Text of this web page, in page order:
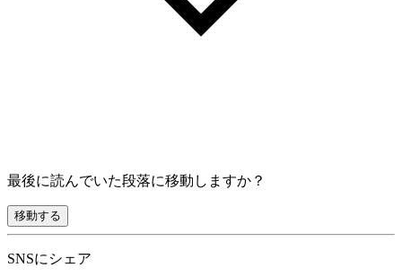
最後に読んでいた段落に移動しますか？
移動する
SNSにシェア